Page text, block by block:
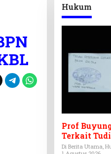
Hukum
Prof
Terkait
Ditagih
Di Berita Utama,